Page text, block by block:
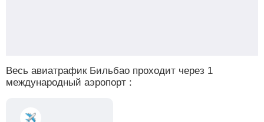
Весь авиатрафик Бильбао проходит через 1
международный аэропорт :